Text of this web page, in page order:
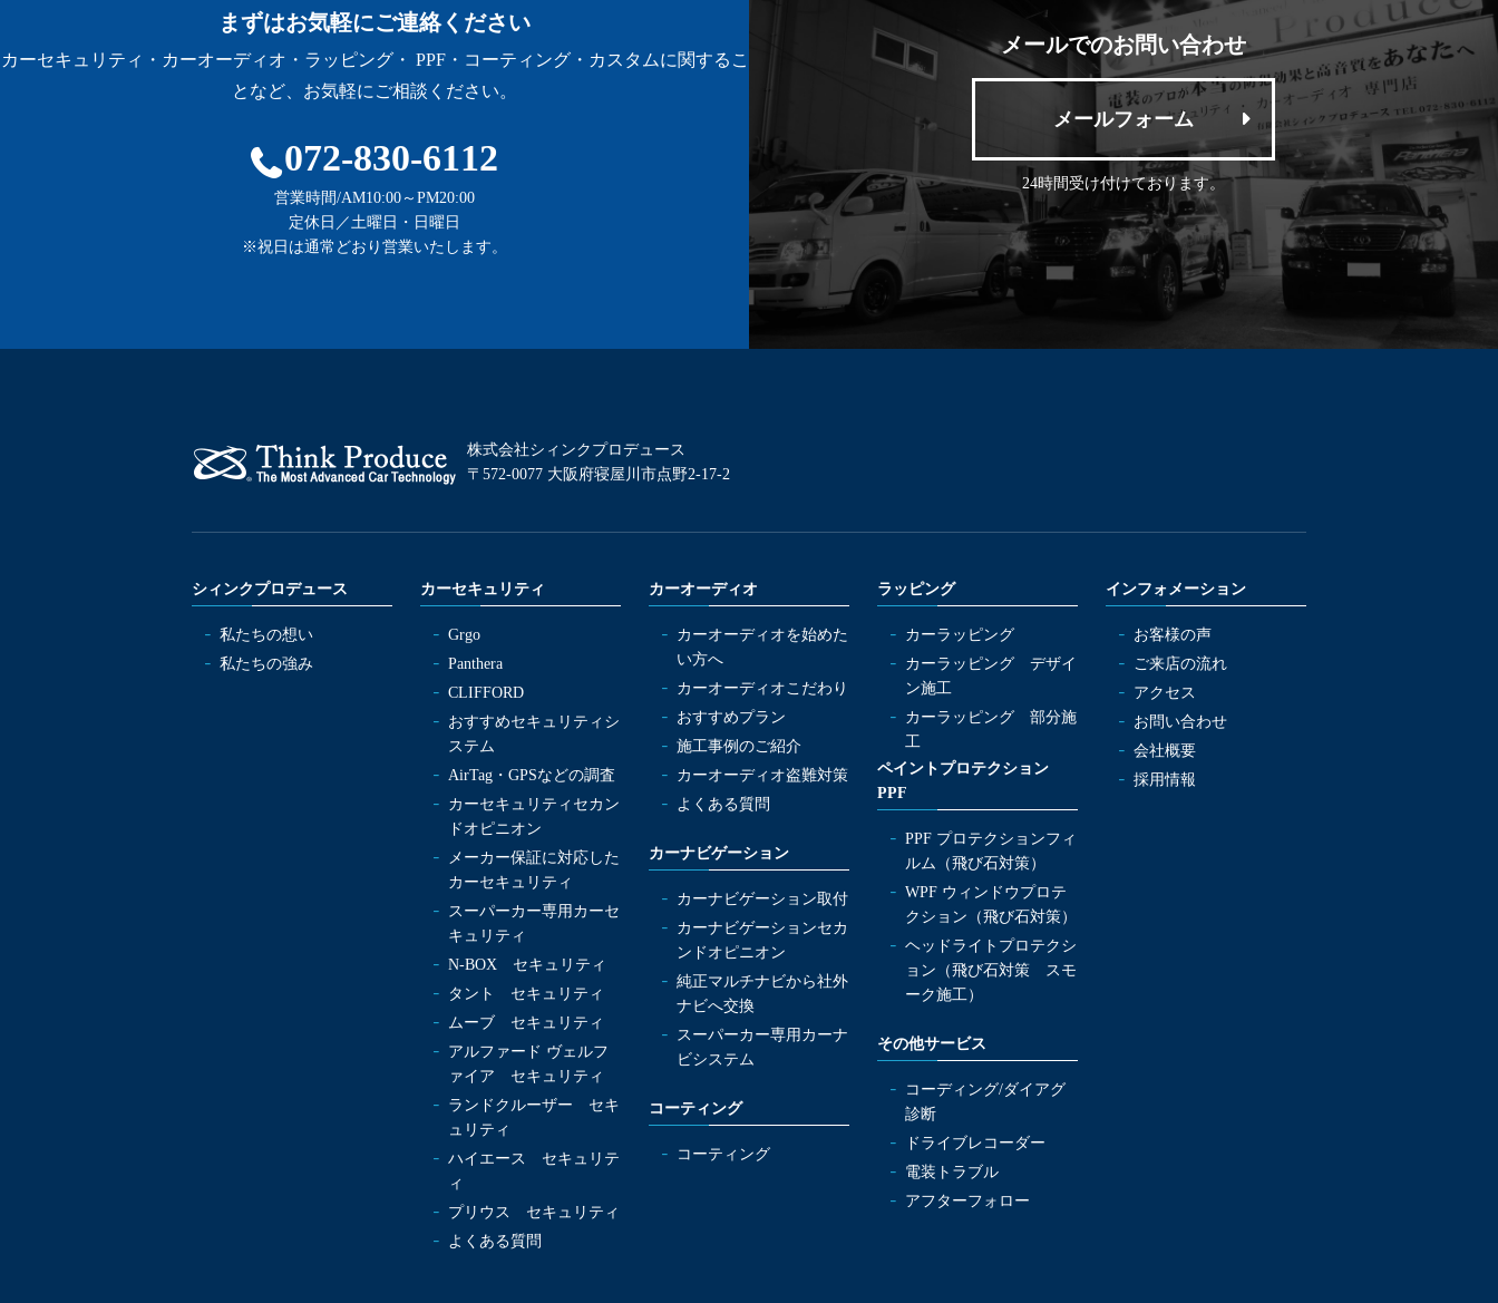
まずはお気軽にご連絡ください
カーセキュリティ・カーオーディオ・ラッピング・ PPF・コーティング・カスタムに関するこ
となど、お気軽にご相談ください。
072-830-6112
営業時間/AM10:00～PM20:00
定休日／土曜日・日曜日
※祝日は通常どおり営業いたします。
メールでのお問い合わせ
メールフォーム
24時間受け付けております。
株式会社シィンクプロデュース
〒572-0077 大阪府寝屋川市点野2-17-2
シィンクプロデュース
私たちの想い
私たちの強み
カーセキュリティ
Grgo
Panthera
CLIFFORD
おすすめセキュリティシ
ステム
AirTag・GPSなどの調査
カーセキュリティセカン
ドオピニオン
メーカー保証に対応した
カーセキュリティ
スーパーカー専用カーセ
キュリティ
N-BOX セキュリティ
タント セキュリティ
ムーブ セキュリティ
アルファード ヴェルフ
ァイア セキュリティ
ランドクルーザー セキ
ュリティ
ハイエース セキュリテ
ィ
プリウス セキュリティ
よくある質問
カーオーディオ
カーオーディオを始めた
い方へ
カーオーディオこだわり
おすすめプラン
施工事例のご紹介
カーオーディオ盗難対策
よくある質問
カーナビゲーション
カーナビゲーション取付
カーナビゲーションセカ
ンドオピニオン
純正マルチナビから社外
ナビへ交換
スーパーカー専用カーナ
ビシステム
コーティング
コーティング
ラッピング
カーラッピング
カーラッピング デザイ
ン施工
カーラッピング 部分施
工
ペイントプロテクション
PPF
PPF プロテクションフィ
ルム（飛び石対策）
WPF ウィンドウプロテ
クション（飛び石対策）
ヘッドライトプロテクシ
ョン（飛び石対策 スモ
ーク施工）
その他サービス
コーディング/ダイアグ
診断
ドライブレコーダー
電装トラブル
アフターフォロー
インフォメーション
お客様の声
ご来店の流れ
アクセス
お問い合わせ
会社概要
採用情報